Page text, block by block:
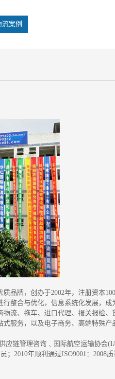
流案例
牌，创办于2002年，注册资本
整合与优化，信息系统化发展，
物流、拖车、进口代理、报关报检
服务，以及电子商务、高端特殊产
链管理咨询﹑国际航空运输协会
2010年顺利通过ISO9001：2008